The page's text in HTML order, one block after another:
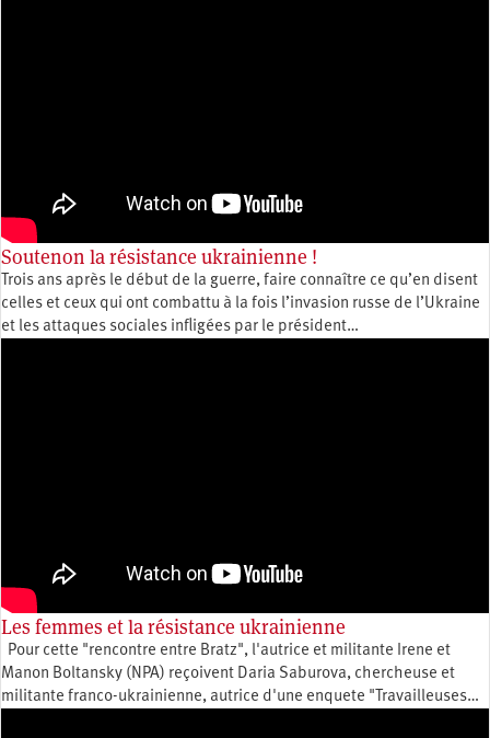
Soutenon la résistance ukrainienne !
Trois ans après le début de la guerre, faire connaître ce qu’en disent
celles et ceux qui ont combattu à la fois l’invasion russe de l’Ukraine
et les attaques sociales infligées par le président…
Les femmes et la résistance ukrainienne
Pour cette "rencontre entre Bratz", l'autrice et militante Irene et
Manon Boltansky (NPA) reçoivent Daria Saburova, chercheuse et
militante franco-ukrainienne, autrice d'une enquete "Travailleuses…